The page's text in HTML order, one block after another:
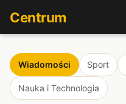
Centrum
Wiadomości Sport
Nauka i Technologia